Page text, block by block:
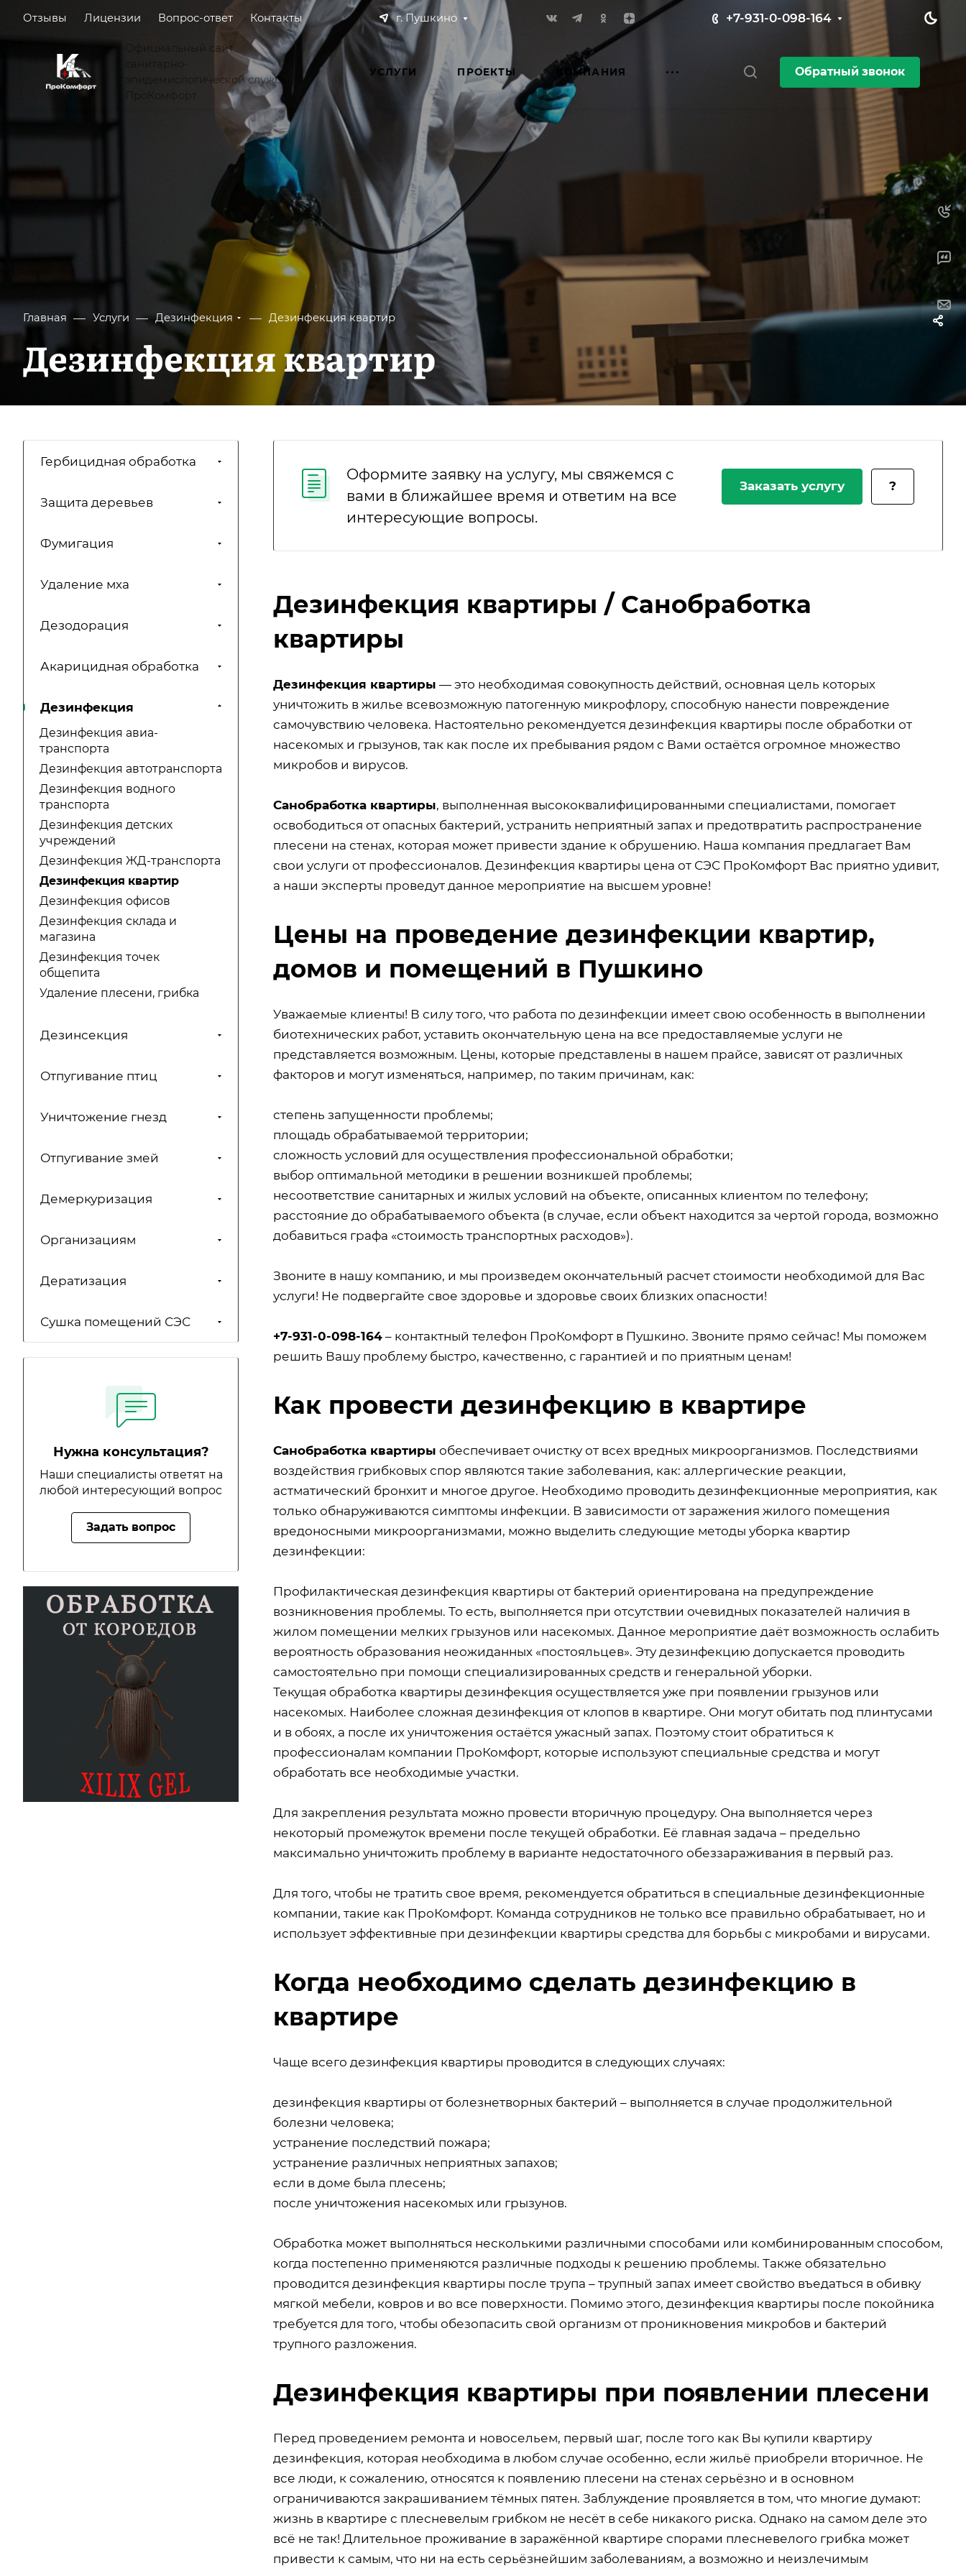
Отзывы Лицензии Вопрос-ответ Контакты г. Пушкино +7-931-0-098-164
Официальный сайт
эпидемиологической службы
УСЛУГИ ПРОЕКТЫ КОМПАНИЯ Обратный звонок
Главная — Услуги — Дезинфекция — Дезинфекция квартир
Дезинфекция квартир
Оформите заявку на услугу, мы свяжемся с
вами в ближайшее время и ответим на все
интересующие вопросы.
Заказать услугу ?
Дезинфекция квартиры / Санобработка
квартиры
Дезинфекция квартиры — это необходимая совокупность действий, основная цель которых
уничтожить в жилье всевозможную патогенную микрофлору, способную нанести повреждение
самочувствию человека. Настоятельно рекомендуется дезинфекция квартиры после обработки от
насекомых и грызунов, так как после их пребывания рядом с Вами остаётся огромное множество
микробов и вирусов.
Санобработка квартиры, выполненная высококвалифицированными специалистами, помогает
освободиться от опасных бактерий, устранить неприятный запах и предотвратить распространение
плесени на стенах, которая может привести здание к обрушению. Наша компания предлагает Вам
свои услуги от профессионалов. Дезинфекция квартиры цена от СЭС ПроКомфорт Вас приятно удивит,
а наши эксперты проведут данное мероприятие на высшем уровне!
Цены на проведение дезинфекции квартир,
домов и помещений в Пушкино
Уважаемые клиенты! В силу того, что работа по дезинфекции имеет свою особенность в выполнении
биотехнических работ, уставить окончательную цена на все предоставляемые услуги не
представляется возможным. Цены, которые представлены в нашем прайсе, зависят от различных
факторов и могут изменяться, например, по таким причинам, как:
степень запущенности проблемы;
площадь обрабатываемой территории;
сложность условий для осуществления профессиональной обработки;
выбор оптимальной методики в решении возникшей проблемы;
несоответствие санитарных и жилых условий на объекте, описанных клиентом по телефону;
расстояние до обрабатываемого объекта (в случае, если объект находится за чертой города, возможно
добавиться графа «стоимость транспортных расходов»).
Звоните в нашу компанию, и мы произведем окончательный расчет стоимости необходимой для Вас
услуги! Не подвергайте свое здоровье и здоровье своих близких опасности!
+7-931-0-098-164 – контактный телефон ПроКомфорт в Пушкино. Звоните прямо сейчас! Мы поможем
решить Вашу проблему быстро, качественно, с гарантией и по приятным ценам!
Как провести дезинфекцию в квартире
Санобработка квартиры обеспечивает очистку от всех вредных микроорганизмов. Последствиями
воздействия грибковых спор являются такие заболевания, как: аллергические реакции,
астматический бронхит и многое другое. Необходимо проводить дезинфекционные мероприятия, как
только обнаруживаются симптомы инфекции. В зависимости от заражения жилого помещения
вредоносными микроорганизмами, можно выделить следующие методы уборка квартир
дезинфекции:
Профилактическая дезинфекция квартиры от бактерий ориентирована на предупреждение
возникновения проблемы. То есть, выполняется при отсутствии очевидных показателей наличия в
жилом помещении мелких грызунов или насекомых. Данное мероприятие даёт возможность ослабить
вероятность образования неожиданных «постояльцев». Эту дезинфекцию допускается проводить
самостоятельно при помощи специализированных средств и генеральной уборки.
Текущая обработка квартиры дезинфекция осуществляется уже при появлении грызунов или
насекомых. Наиболее сложная дезинфекция от клопов в квартире. Они могут обитать под плинтусами
и в обоях, а после их уничтожения остаётся ужасный запах. Поэтому стоит обратиться к
профессионалам компании ПроКомфорт, которые используют специальные средства и могут
обработать все необходимые участки.
Для закрепления результата можно провести вторичную процедуру. Она выполняется через
некоторый промежуток времени после текущей обработки. Её главная задача – предельно
максимально уничтожить проблему в варианте недостаточного обеззараживания в первый раз.
Для того, чтобы не тратить свое время, рекомендуется обратиться в специальные дезинфекционные
компании, такие как ПроКомфорт. Команда сотрудников не только все правильно обрабатывает, но и
использует эффективные при дезинфекции квартиры средства для борьбы с микробами и вирусами.
Когда необходимо сделать дезинфекцию в
квартире
Чаще всего дезинфекция квартиры проводится в следующих случаях:
дезинфекция квартиры от болезнетворных бактерий – выполняется в случае продолжительной
болезни человека;
устранение последствий пожара;
устранение различных неприятных запахов;
если в доме была плесень;
после уничтожения насекомых или грызунов.
Обработка может выполняться несколькими различными способами или комбинированным способом,
когда постепенно применяются различные подходы к решению проблемы. Также обязательно
проводится дезинфекция квартиры после трупа – трупный запах имеет свойство въедаться в обивку
мягкой мебели, ковров и во все поверхности. Помимо этого, дезинфекция квартиры после покойника
требуется для того, чтобы обезопасить свой организм от проникновения микробов и бактерий
трупного разложения.
Дезинфекция квартиры при появлении плесени
Перед проведением ремонта и новосельем, первый шаг, после того как Вы купили квартиру
дезинфекция, которая необходима в любом случае особенно, если жильё приобрели вторичное. Не
все люди, к сожалению, относятся к появлению плесени на стенах серьёзно и в основном
ограничиваются закрашиванием тёмных пятен. Заблуждение проявляется в том, что многие думают:
жизнь в квартире с плесневелым грибком не несёт в себе никакого риска. Однако на самом деле это
всё не так! Длительное проживание в заражённой квартире спорами плесневелого грибка может
привести к самым, что ни на есть серьёзнейшим заболеваниям, а возможно и неизлечимым
Гербицидная обработка
Защита деревьев
Фумигация
Удаление мха
Дезодорация
Акарицидная обработка
Дезинфекция
Дезинфекция авиа-
транспорта
Дезинфекция автотранспорта
Дезинфекция водного
транспорта
Дезинфекция детских
учреждений
Дезинфекция ЖД-транспорта
Дезинфекция квартир
Дезинфекция офисов
Дезинфекция склада и
магазина
Дезинфекция точек
общепита
Удаление плесени, грибка
Дезинсекция
Отпугивание птиц
Уничтожение гнезд
Отпугивание змей
Демеркуризация
Организациям
Дератизация
Сушка помещений СЭС
Нужна консультация?
Наши специалисты ответят на
любой интересующий вопрос
Задать вопрос